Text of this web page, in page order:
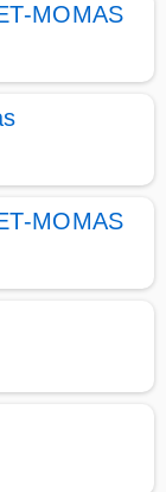
MOMAS
MOMAS